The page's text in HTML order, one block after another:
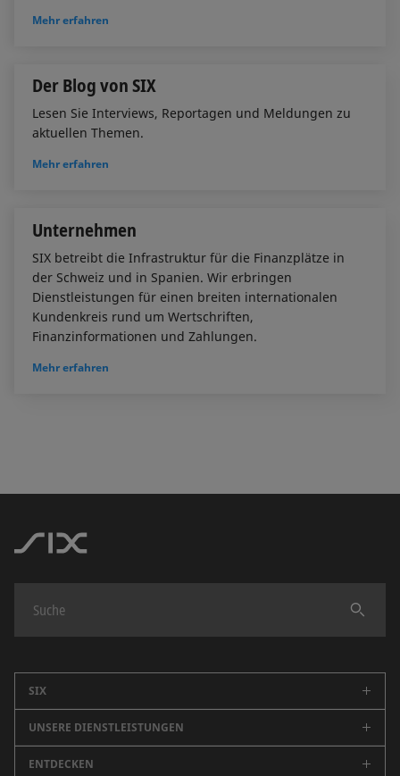
Mehr erfahren
Der Blog von SIX
Lesen Sie Interviews, Reportagen und Meldungen zu
aktuellen Themen.
Mehr erfahren
Unternehmen
SIX betreibt die Infrastruktur für die Finanzplätze in
der Schweiz und in Spanien. Wir erbringen
Dienstleistungen für einen breiten internationalen
Kundenkreis rund um Wertschriften,
Finanzinformationen und Zahlungen.
Mehr erfahren
Finden
SIX
Unternehmen
Karriere
UNSERE DIENSTLEISTUNGEN
Schweizer Börse
ENTDECKEN